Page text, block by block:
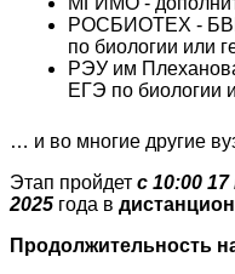
РОСБИОТЕХ -
по биологии или
РЭУ им
ЕГЭ по биологии
… и во многие другие
Этап пройдет с 10:00
2025 года в
Продолжительность